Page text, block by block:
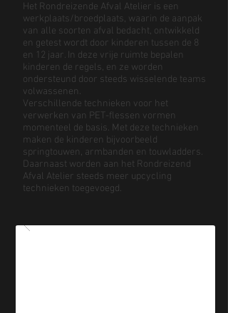
Het Rondreizende Afval Atelier is een
werkplaats/broedplaats, waarin de aanpak
van alle soorten afval bedacht, ontwikkeld
en getest wordt door kinderen tussen de 8
en 12 jaar. In deze vrije ruimte bepalen
kinderen de regels, en ze worden
ondersteund door steeds wisselende teams
volwassenen.
Verschillende technieken voor het
verwerken van PET-flessen vormen
momenteel de basis. Met deze technieken
maken de kinderen bijvoorbeeld
springtouwen, armbanden en touwladders.
Daarnaast worden aan het Rondreizend
Afval Atelier steeds meer upcycling
technieken toegevoegd.